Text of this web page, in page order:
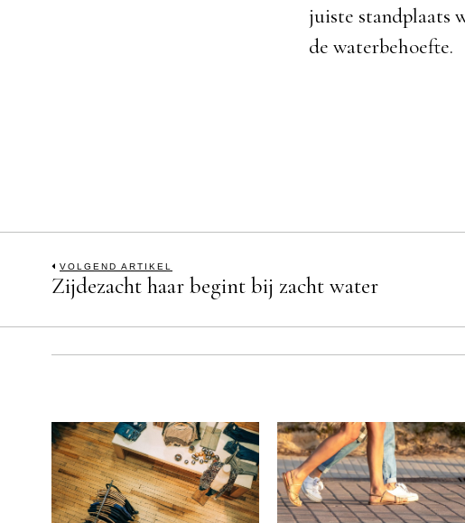
juiste standplaats
de waterbehoefte.
Bericht
navigatie
VOLGEND ARTIKEL
Previous
Zijdezacht haar begint bij zacht water